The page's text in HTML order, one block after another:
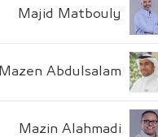
Majid Matbouly
Mazen Abdulsalam
Mazin Alahmadi